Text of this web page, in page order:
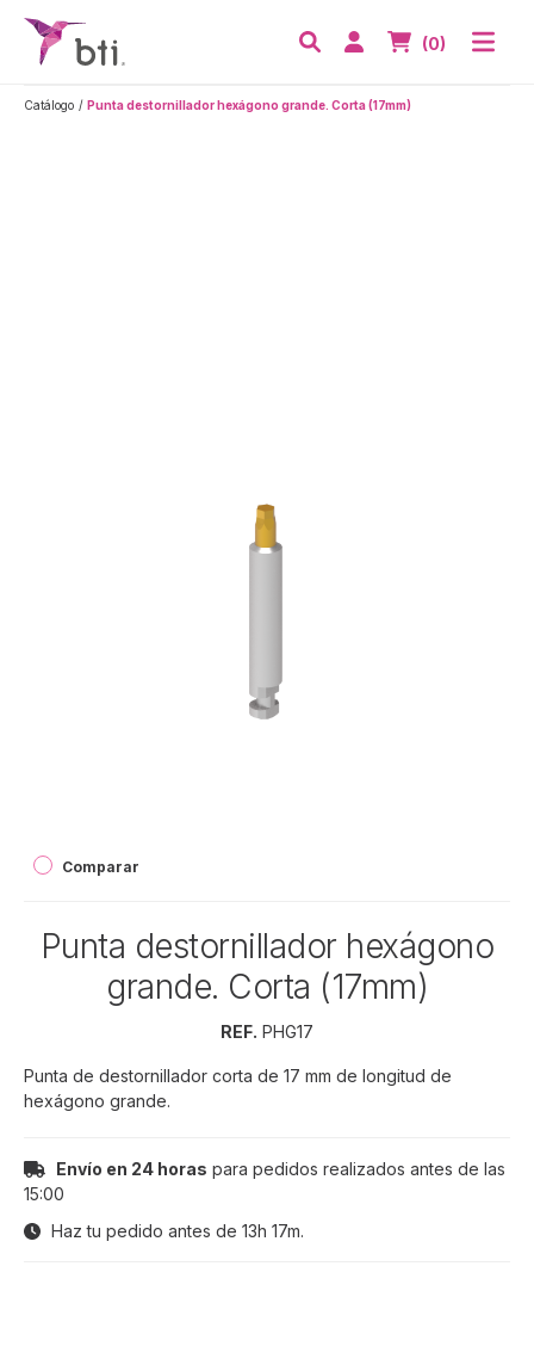
BTI - Human Tecnology
Acceder
Nº de
(0)
Catálogo Punta destornillador hexágono grande. Corta (17mm)
Comparar
Punta destornillador hexágono
grande. Corta (17mm)
REF. PHG17
Punta de destornillador corta de 17 mm de longitud de
hexágono grande.
Envío en 24 horas para pedidos realizados antes de las
15:00
Haz tu pedido antes de 13h 17m.